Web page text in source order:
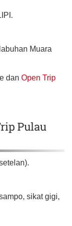
Muara
dan Open Trip
Pulau
sikat gigi,